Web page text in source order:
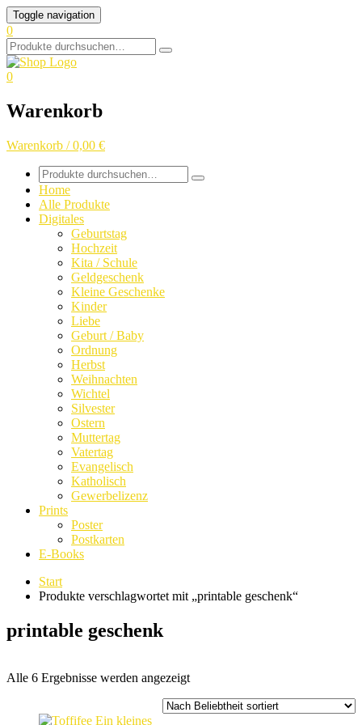
Skip
to
content
Toggle navigation
0
Search
for:
0
Warenkorb
Warenkorb / 0,00 €
Search
for:
Home
Alle Produkte
Digitales
Geburtstag
Hochzeit
Kita / Schule
Geldgeschenk
Kleine Geschenke
Kinder
Liebe
Geburt / Baby
Ordnung
Herbst
Weihnachten
Wichtel
Silvester
Ostern
Muttertag
Vatertag
Evangelisch
Katholisch
Gewerbelizenz
Prints
Poster
Postkarten
E-Books
Start
Produkte verschlagwortet mit „printable geschenk“
printable geschenk
Alle 6 Ergebnisse werden angezeigtNach
sortiert